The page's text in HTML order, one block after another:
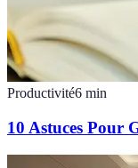
Productivité6 min
10 Astuces Pour